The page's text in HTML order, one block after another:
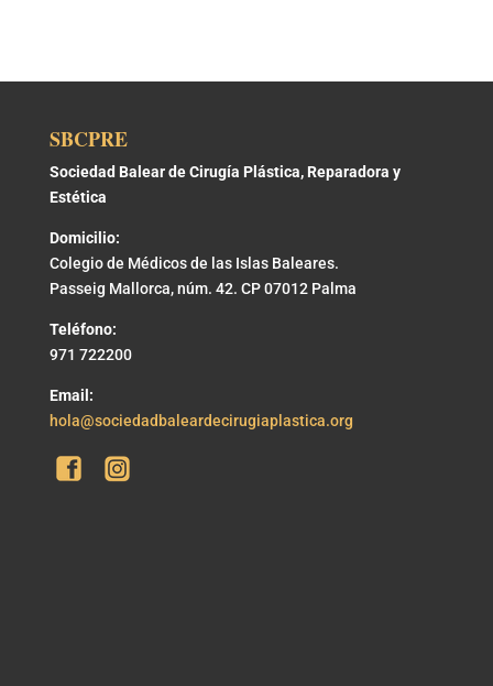
SBCPRE
Sociedad Balear de Cirugía Plástica, Reparadora y
Estética
Domicilio:
Colegio de Médicos de las Islas Baleares.
Passeig Mallorca, núm. 42. CP 07012 Palma
Teléfono:
971 722200
Email:
hola@sociedadbaleardecirugiaplastica.org